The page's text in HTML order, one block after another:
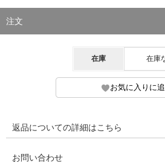
注文
在庫 在庫
返品についての詳細はこちら
お問い合わせ